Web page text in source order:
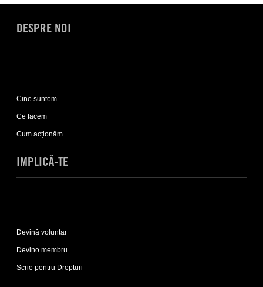
DESPRE NOI
Despre
noi
sub-
list
Cine suntem
Ce facem
Cum acționăm
IMPLICĂ-TE
Implică-
te
sub-
list
Devină voluntar
Devino membru
Scrie pentru Drepturi